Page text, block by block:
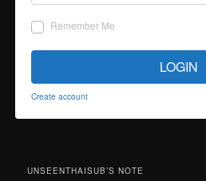
Remember Me
LOGIN
Create account
UNSEENTHAISUB’S NOTE